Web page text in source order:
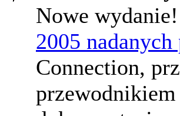
Nowe
2005 nadanych
Connection,